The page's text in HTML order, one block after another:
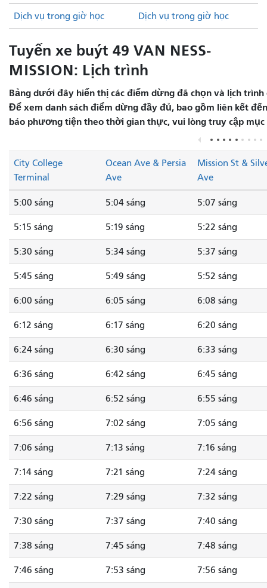
Dịch vụ trong giờ học Dịch vụ trong giờ học
Tuyến xe buýt 49 VAN NESS-
MISSION: Lịch trình
Bảng dưới đây hiển thị các điểm dừng đã chọn và lịch
Để xem danh sách điểm dừng đầy đủ, bao gồm liên kết
báo phương tiện theo thời gian thực, vui lòng truy cập mục
City College
Terminal
Ocean Ave & Persia
Ave
Mission St &
Ave
5:00 sáng 5:04 sáng 5:07 sáng
5:15 sáng 5:19 sáng 5:22 sáng
5:30 sáng 5:34 sáng 5:37 sáng
5:45 sáng 5:49 sáng 5:52 sáng
6:00 sáng 6:05 sáng 6:08 sáng
6:12 sáng 6:17 sáng 6:20 sáng
6:24 sáng 6:30 sáng 6:33 sáng
6:36 sáng 6:42 sáng 6:45 sáng
6:46 sáng 6:52 sáng 6:55 sáng
6:56 sáng 7:02 sáng 7:05 sáng
7:06 sáng 7:13 sáng 7:16 sáng
7:14 sáng 7:21 sáng 7:24 sáng
7:22 sáng 7:29 sáng 7:32 sáng
7:30 sáng 7:37 sáng 7:40 sáng
7:38 sáng 7:45 sáng 7:48 sáng
7:46 sáng 7:53 sáng 7:56 sáng